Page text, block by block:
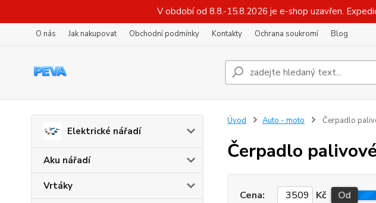
V období od 8.8.-15.8.2026 je e-shop uzavřen.
O nás Jak nakupovat Obchodní podmínky Kontakty Ochrana soukromí Blog
Elektrické nářadí
Aku nářadí
Vrtáky
Úvod Auto - moto Čerpadlo
Čerpadlo palivové
Cena: Kč Od